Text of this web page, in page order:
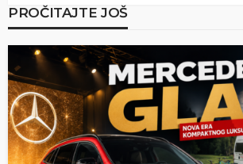
PROČITAJTE JOŠ